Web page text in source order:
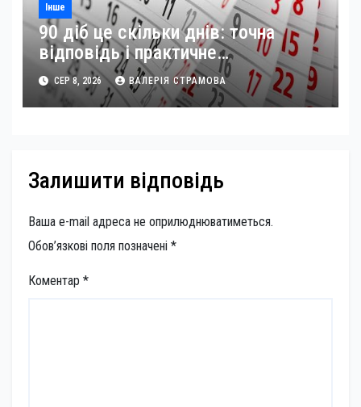
Інше
90 діб це скільки днів: точна
відповідь і практичне
застосування
СЕР 8, 2026 ВАЛЕРІЯ СТРАМОВА
Залишити відповідь
Ваша e-mail адреса не оприлюднюватиметься.
Обов’язкові поля позначені *
Коментар *